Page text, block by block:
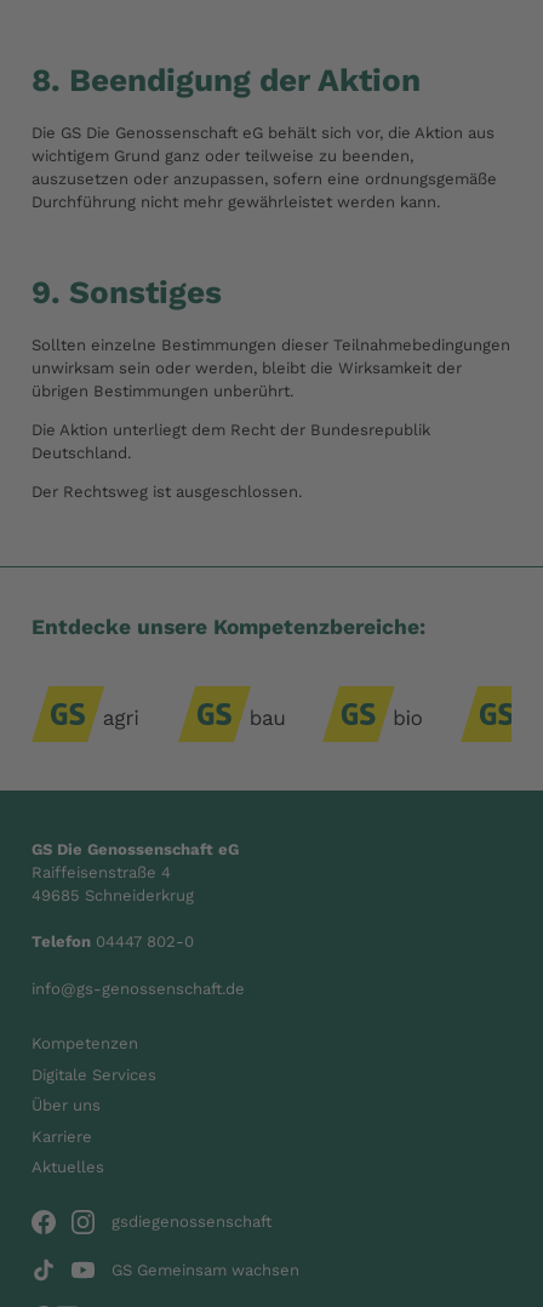
8. Beendigung der Aktion
Die GS Die Genossenschaft eG behält sich vor, die Aktion aus
wichtigem Grund ganz oder teilweise zu beenden,
auszusetzen oder anzupassen, sofern eine ordnungsgemäße
Durchführung nicht mehr gewährleistet werden kann.
9. Sonstiges
Sollten einzelne Bestimmungen dieser Teilnahmebedingungen
unwirksam sein oder werden, bleibt die Wirksamkeit der
übrigen Bestimmungen unberührt.
Die Aktion unterliegt dem Recht der Bundesrepublik
Deutschland.
Der Rechtsweg ist ausgeschlossen.
Entdecke unsere Kompetenzbereiche:
GS Die Genossenschaft eG
Raiffeisenstraße 4
49685 Schneiderkrug
Telefon 04447 802-0
info@gs-genossenschaft.de
Kompetenzen
Digitale Services
Über uns
Karriere
Aktuelles
gsdiegenossenschaft
GS Gemeinsam wachsen